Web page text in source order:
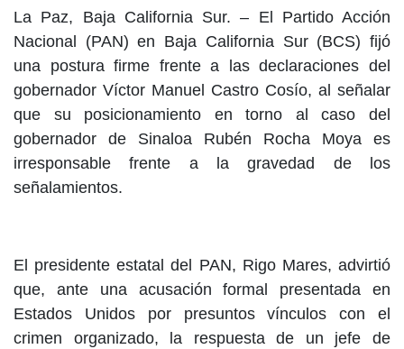
La Paz, Baja California Sur. – El Partido Acción
Nacional (PAN) en Baja California Sur (BCS) fijó
una postura firme frente a las declaraciones del
gobernador Víctor Manuel Castro Cosío, al señalar
que su posicionamiento en torno al caso del
gobernador de Sinaloa Rubén Rocha Moya es
irresponsable frente a la gravedad de los
señalamientos.
El presidente estatal del PAN, Rigo Mares, advirtió
que, ante una acusación formal presentada en
Estados Unidos por presuntos vínculos con el
crimen organizado, la respuesta de un jefe de